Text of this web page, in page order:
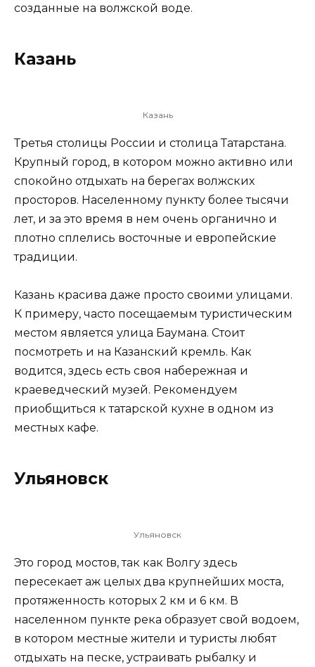
созданные на волжской воде.
Казань
Казань
Третья столицы России и столица Татарстана.
Крупный город, в котором можно активно или
спокойно отдыхать на берегах волжских
просторов. Населенному пункту более тысячи
лет, и за это время в нем очень органично и
плотно сплелись восточные и европейские
традиции.
Казань красива даже просто своими улицами.
К примеру, часто посещаемым туристическим
местом является улица Баумана. Стоит
посмотреть и на Казанский кремль. Как
водится, здесь есть своя набережная и
краеведческий музей. Рекомендуем
приобщиться к татарской кухне в одном из
местных кафе.
Ульяновск
Ульяновск
Это город мостов, так как Волгу здесь
пересекает аж целых два крупнейших моста,
протяженность которых 2 км и 6 км. В
населенном пункте река образует свой водоем,
в котором местные жители и туристы любят
отдыхать на песке, устраивать рыбалку и